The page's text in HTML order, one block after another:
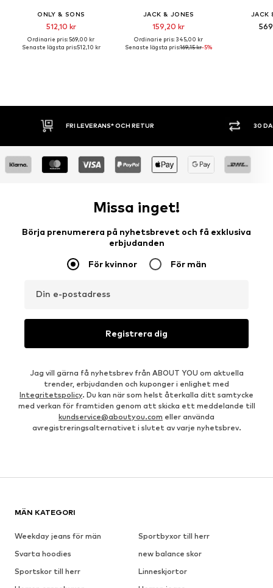
ONLY & SONS
512,10 kr
Ordinarie pris: 569,00 kr
Senaste lägsta pris:512,10 kr
JACK & JONES
159,20 kr
Ordinarie pris: 345,00 kr
Senaste lägsta pris:169,15 kr-5%
JACK
30 DAGARS ÖPPET KÖP
Missa inget!
Börja prenumerera på nyhetsbrevet och få exklusiva
erbjudanden
För kvinnor För män
Din e-postadress
Registrera dig
Jag vill gärna få nyhetsbrev från ABOUT YOU om aktuella
trender, erbjudanden och kuponger i enlighet med
Integritetspolicy. Du kan när som helst återkalla ditt samtycke
med verkan för framtiden genom att skicka ett meddelande till
kundservice@aboutyou.com eller använda
avregistreringsalternativet i slutet av varje nyhetsbrev.
MÄN KATEGORI
Weekday jeans för män
Sportbyxor till herr
Svarta hoodies
new balance skor
Sportskor till herr
Linneskjortor